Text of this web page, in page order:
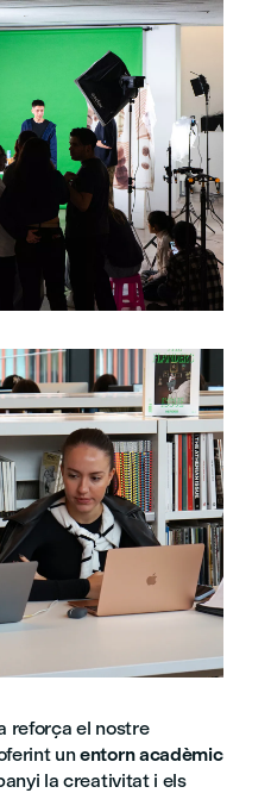
reforça el nostre
unentorn acadèmic
la creativitat i els